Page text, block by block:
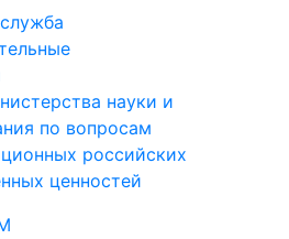
науки и
по вопросам
российских
ценностей